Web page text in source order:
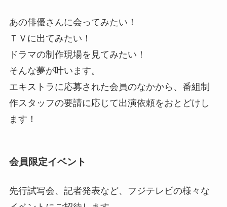
あの俳優さんに会ってみたい！
ＴＶに出てみたい！
ドラマの制作現場を見てみたい！
そんな夢が叶います。
エキストラに応募された会員のなかから、番組制
作スタッフの要請に応じて出演依頼をおとどけし
ます！
会員限定イベント
先行試写会、記者発表など、フジテレビの様々な